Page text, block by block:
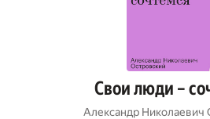
Свои люди –
Александр Николаевич